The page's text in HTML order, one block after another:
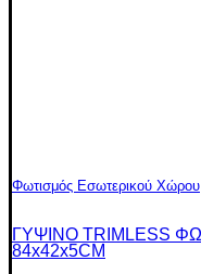
Φωτισμός Εσωτερικού Χώρου
ΓΥΨΙΝΟ TRIMLESS
84x42x5CM